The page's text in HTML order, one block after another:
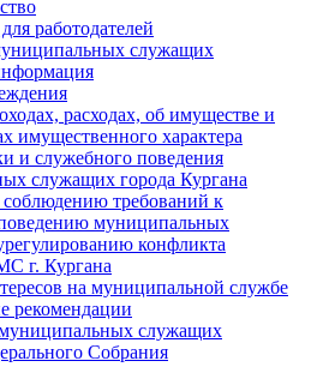
работодателей
служащих
расходах, об имуществе и
имущественного характера
и служебного поведения
служащих города Кургана
требований к
муниципальных
конфликта
г. Кургана
на муниципальной службе
рекомендации
служащих
Cобрания